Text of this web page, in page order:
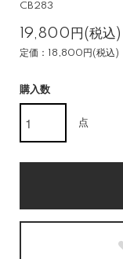
CB283
19,800円(税込)
定価：18,800円(税込)
購入数
点